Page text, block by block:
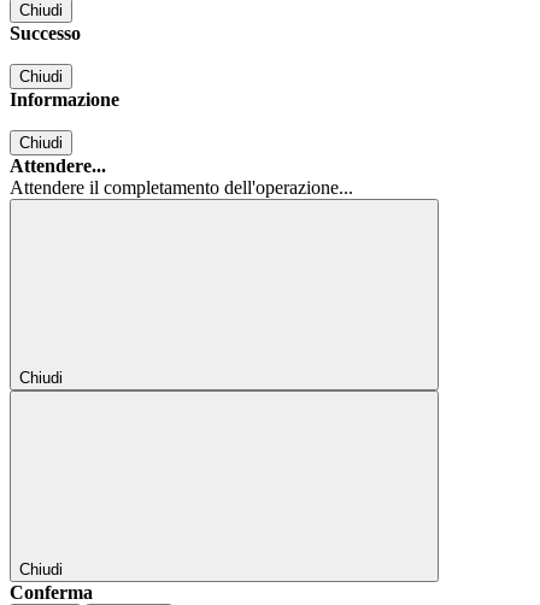
Chiudi
Successo
Chiudi
Informazione
Chiudi
Attendere...
Attendere il completamento dell'operazione...
Chiudi
Chiudi
Conferma